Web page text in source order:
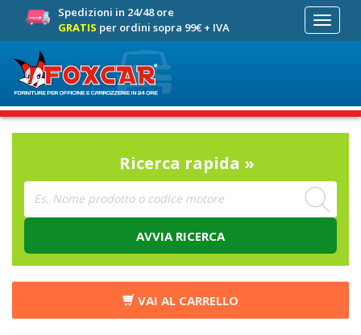
Spedizioni in 24/48 ore
GRATIS per ordini sopra 99€ + IVA
Toggle
Ricerca rapida »
AVVIA RICERCA
VAI AL CARRELLO